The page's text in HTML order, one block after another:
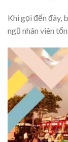
Khi gọi đến đây,
ngũ nhân viên